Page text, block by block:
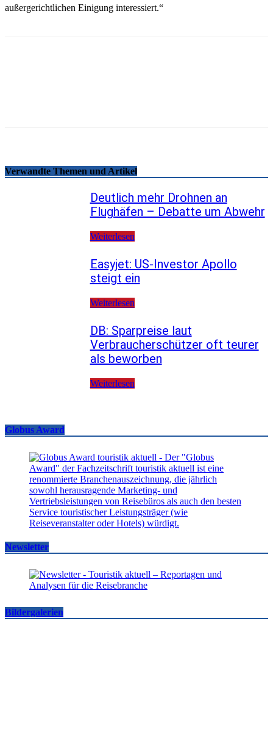
außergerichtlichen Einigung interessiert.“
Verwandte Themen und Artikel
Deutlich mehr Drohnen an
Flughäfen – Debatte um Abwehr
Weiterlesen
Easyjet: US-Investor Apollo
steigt ein
Weiterlesen
DB: Sparpreise laut
Verbraucherschützer oft teurer
als beworben
Weiterlesen
Globus Award
Newsletter
Bildergalerien